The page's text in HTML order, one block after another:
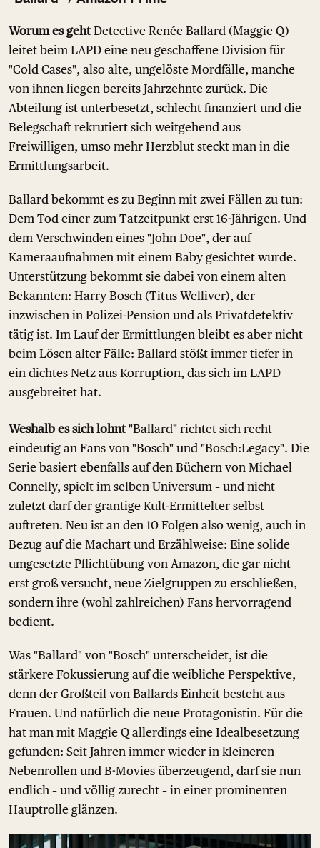
Worum es gehtDetective Renée Ballard (Maggie Q)
leitet beim LAPD eine neu geschaffene Division für
"Cold Cases", also alte, ungelöste Mordfälle, manche
von ihnen liegen bereits Jahrzehnte zurück. Die
Abteilung ist unterbesetzt, schlecht finanziert und die
Belegschaft rekrutiert sich weitgehend aus
Freiwilligen, umso mehr Herzblut steckt man in die
Ermittlungsarbeit.
Ballard bekommt es zu Beginn mit zwei Fällen zu tun:
Dem Tod einer zum Tatzeitpunkt erst 16-Jährigen. Und
dem Verschwinden eines "John Doe", der auf
Kameraaufnahmen mit einem Baby gesichtet wurde.
Unterstützung bekommt sie dabei von einem alten
Bekannten: Harry Bosch (Titus Welliver), der
inzwischen in Polizei-Pension und als Privatdetektiv
tätig ist. Im Lauf der Ermittlungen bleibt es aber nicht
beim Lösen alter Fälle: Ballard stößt immer tiefer in
ein dichtes Netz aus Korruption, das sich im LAPD
ausgebreitet hat.
Weshalb es sich lohnt"Ballard" richtet sich recht
eindeutig an Fans von "Bosch" und "Bosch:Legacy". Die
Serie basiert ebenfalls auf den Büchern von Michael
Connelly, spielt im selben Universum – und nicht
zuletzt darf der grantige Kult-Ermittelter selbst
auftreten. Neu ist an den 10 Folgen also wenig, auch in
Bezug auf die Machart und Erzählweise: Eine solide
umgesetzte Pflichtübung von Amazon, die gar nicht
erst groß versucht, neue Zielgruppen zu erschließen,
sondern ihre (wohl zahlreichen) Fans hervorragend
bedient.
Was "Ballard" von "Bosch" unterscheidet, ist die
stärkere Fokussierung auf die weibliche Perspektive,
denn der Großteil von Ballards Einheit besteht aus
Frauen. Und natürlich die neue Protagonistin. Für die
hat man mit Maggie Q allerdings eine Idealbesetzung
gefunden: Seit Jahren immer wieder in kleineren
Nebenrollen und B-Movies überzeugend, darf sie nun
endlich – und völlig zurecht – in einer prominenten
Hauptrolle glänzen.